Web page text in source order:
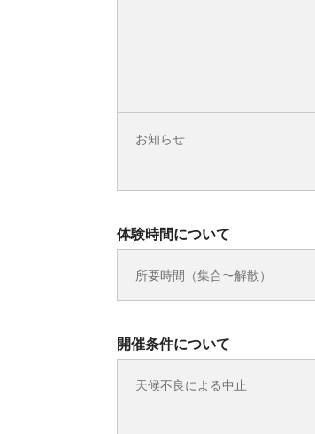
お知らせ
体験時間について
所要時間（集合〜解散）
開催条件について
天候不良による中止